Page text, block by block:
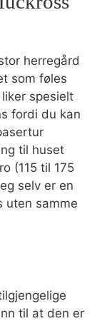
herregård
som føles
spesielt
fordi du kan
til huset
(115 til 175
selv er en
uten samme
til at den er